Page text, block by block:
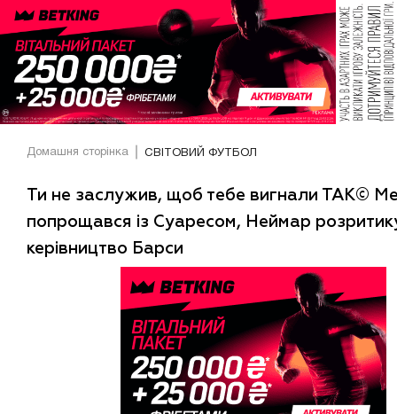
Домашня сторінка СВІТОВИЙ ФУТБОЛ
Ти не заслужив, щоб тебе вигнали ТАК©
попрощався із Суаресом, Неймар
керівництво Барси